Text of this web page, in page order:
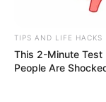
TIPS AND LIFE HACKS
This 2-Minute Test
People Are